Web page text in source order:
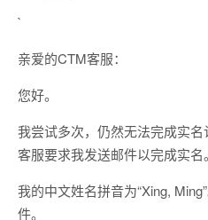
`
亲爱的CTM客服：
您好。
我尝试多次，仍然无法完成实名
客服要求我发送邮件以完成实名
我的中文姓名拼音为“Xing,
件。